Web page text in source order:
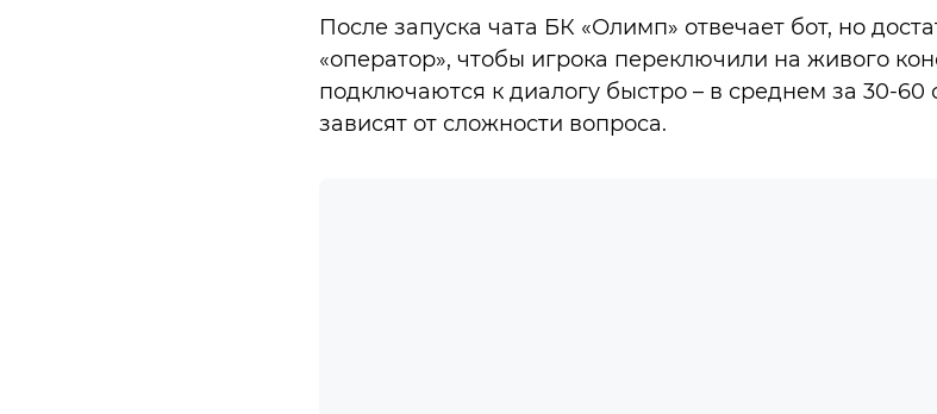
После запуска чата БК «Олимп» отвечает бот, но
«оператор», чтобы игрока переключили на живого
подключаются к диалогу быстро – в среднем за 30-
зависят от сложности вопроса.